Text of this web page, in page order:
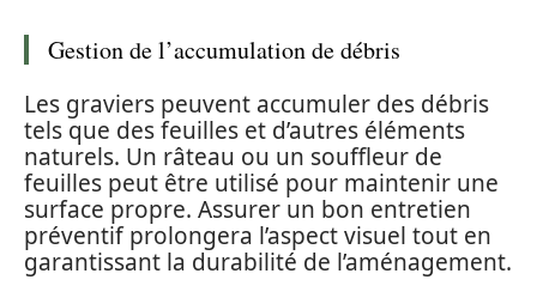
Gestion de l’accumulation de débris
Les graviers peuvent accumuler des débris
tels que des feuilles et d’autres éléments
naturels. Un râteau ou un souffleur de
feuilles peut être utilisé pour maintenir une
surface propre. Assurer un bon entretien
préventif prolongera l’aspect visuel tout en
garantissant la durabilité de l’aménagement.